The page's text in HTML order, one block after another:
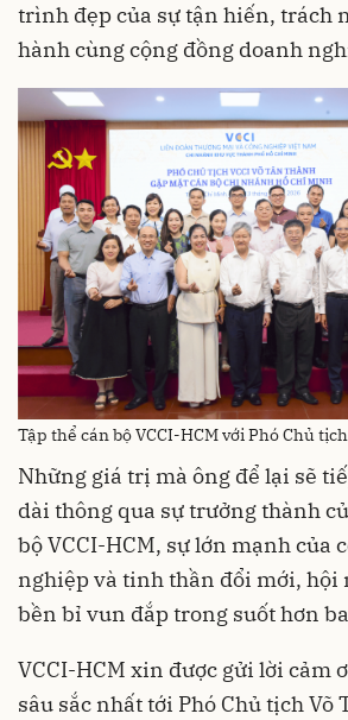
trình đẹp của sự tận hiến, trách
hành cùng cộng đồng doanh
Tập thể cán bộ VCCI-HCM với Phó Chủ
Những giá trị mà ông để lại sẽ
dài thông qua sự trưởng thành
bộ VCCI-HCM, sự lớn mạnh của
nghiệp và tinh thần đổi mới, hội
bền bỉ vun đắp trong suốt hơn
VCCI-HCM xin được gửi lời cảm
sâu sắc nhất tới Phó Chủ tịch Võ